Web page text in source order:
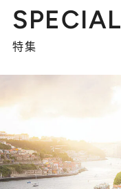
SPECIAL
特集